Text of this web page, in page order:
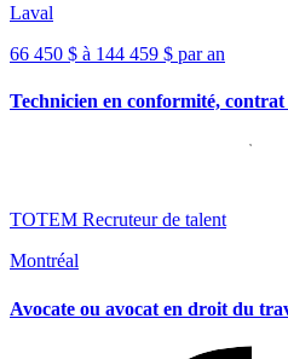
Laval
66 450 $ à 144 459 $ par an
Technicien en conformité, contrat
TOTEM Recruteur de talent
Montréal
Avocate ou avocat en droit du